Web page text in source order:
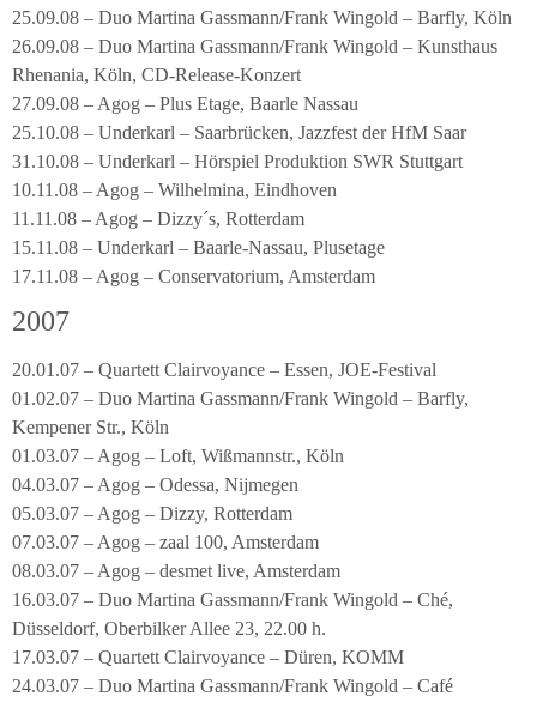
25.09.08 – Duo Martina Gassmann/Frank Wingold – Barfly, Köln
26.09.08 – Duo Martina Gassmann/Frank Wingold – Kunsthaus
Rhenania, Köln, CD-Release-Konzert
27.09.08 – Agog – Plus Etage, Baarle Nassau
25.10.08 – Underkarl – Saarbrücken, Jazzfest der HfM Saar
31.10.08 – Underkarl – Hörspiel Produktion SWR Stuttgart
10.11.08 – Agog – Wilhelmina, Eindhoven
11.11.08 – Agog – Dizzy´s, Rotterdam
15.11.08 – Underkarl – Baarle-Nassau, Plusetage
17.11.08 – Agog – Conservatorium, Amsterdam
2007
20.01.07 – Quartett Clairvoyance – Essen, JOE-Festival
01.02.07 – Duo Martina Gassmann/Frank Wingold – Barfly,
Kempener Str., Köln
01.03.07 – Agog – Loft, Wißmannstr., Köln
04.03.07 – Agog – Odessa, Nijmegen
05.03.07 – Agog – Dizzy, Rotterdam
07.03.07 – Agog – zaal 100, Amsterdam
08.03.07 – Agog – desmet live, Amsterdam
16.03.07 – Duo Martina Gassmann/Frank Wingold – Ché,
Düsseldorf, Oberbilker Allee 23, 22.00 h.
17.03.07 – Quartett Clairvoyance – Düren, KOMM
24.03.07 – Duo Martina Gassmann/Frank Wingold – Café